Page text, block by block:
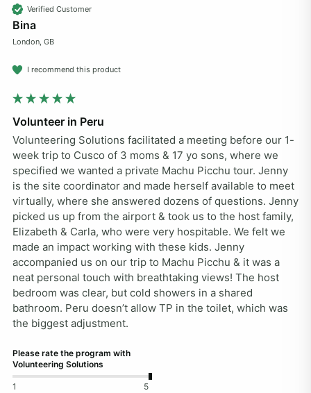
Verified Customer
Bina
London, GB
I recommend this product
Volunteer in Peru
Volunteering Solutions facilitated a meeting before our 1-
week trip to Cusco of 3 moms & 17 yo sons, where we
specified we wanted a private Machu Picchu tour. Jenny
is the site coordinator and made herself available to meet
virtually, where she answered dozens of questions. Jenny
picked us up from the airport & took us to the host family,
Elizabeth & Carla, who were very hospitable. We felt we
made an impact working with these kids. Jenny
accompanied us on our trip to Machu Picchu & it was a
neat personal touch with breathtaking views! The host
bedroom was clear, but cold showers in a shared
bathroom. Peru doesn’t allow TP in the toilet, which was
the biggest adjustment.
Please rate the program with
Volunteering Solutions
1 5